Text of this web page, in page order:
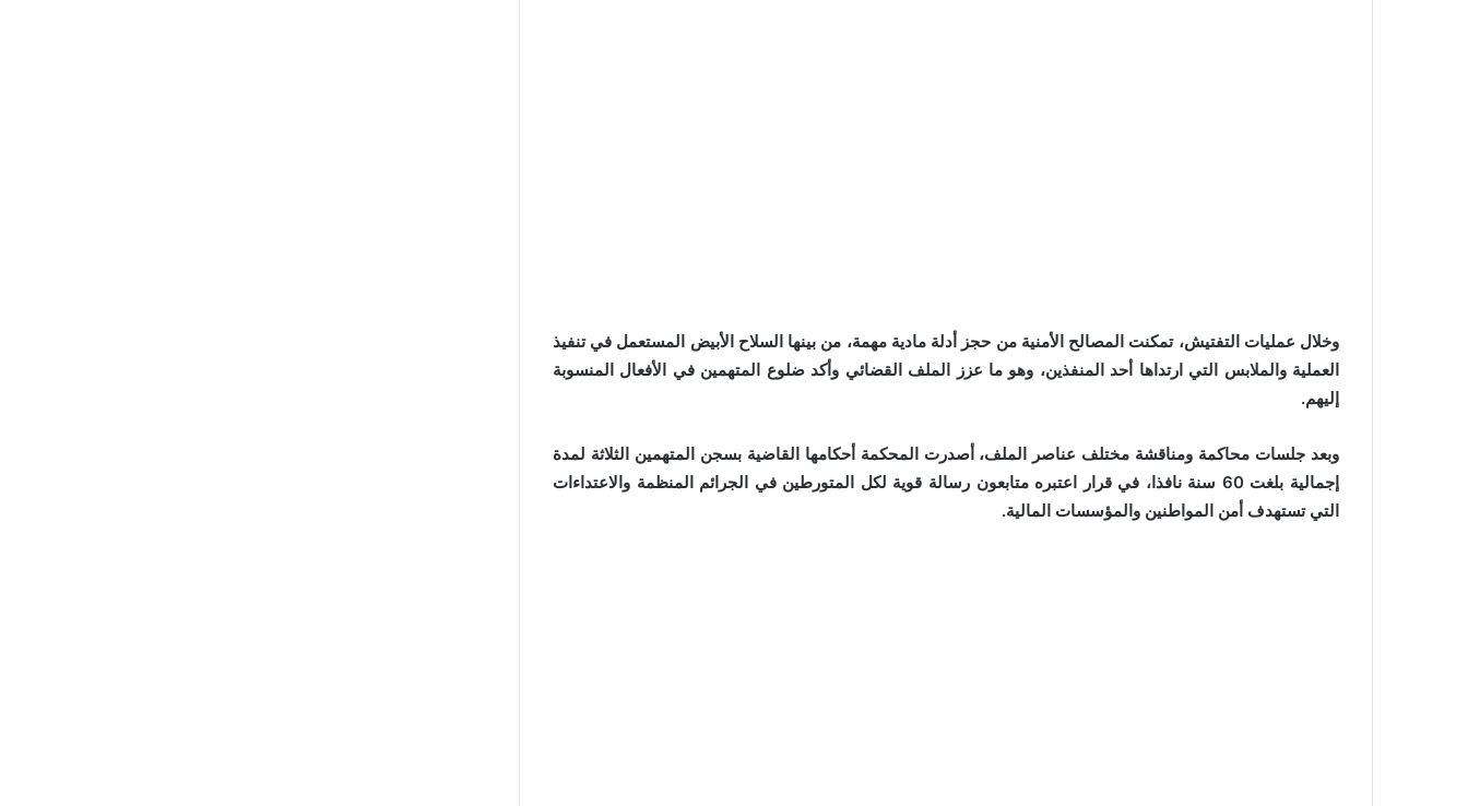
وخلال عمليات التفتيش، تمكنت المصالح الأمنية من حجز أدلة مادية مهمة، من بينها السلاح الأبيض المستعمل في تنفيذ
العملية والملابس التي ارتداها أحد المنفذين، وهو ما عزز الملف القضائي وأكد ضلوع المتهمين في الأفعال المنسوبة
إليهم.
وبعد جلسات محاكمة ومناقشة مختلف عناصر الملف، أصدرت المحكمة أحكامها القاضية بسجن المتهمين الثلاثة لمدة
إجمالية بلغت 60 سنة نافذا، في قرار اعتبره متابعون رسالة قوية لكل المتورطين في الجرائم المنظمة والاعتداءات
التي تستهدف أمن المواطنين والمؤسسات المالية.